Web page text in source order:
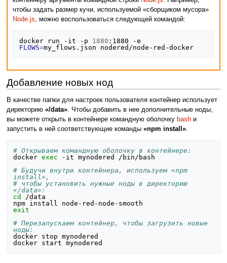
чтобы задать размер кучи, используемой «сборщиком мусора»
Node.js , можно воспользоваться следующей командой:
docker run -it -p 1880
FLOWS=
Добавление новых нод
В качестве папки для настроек пользователя контейнер использует
директорию «/data». Чтобы добавить в нее дополнительные ноды,
вы можете открыть в контейнере командную оболочку bashи
запустить в ней соответствующие команды «npm install».
# Открываем командную оболочку в контейнере:
docker exec -it mynodered /bin/bash
# Будучи внутри контейнера, используем «npm
install»,
# чтобы установить нужные ноды в директорию
«/data»:
cd
/data
exit
# Перезапускаем контейнер, чтобы загрузить новые
ноды:
docker stop mynodered